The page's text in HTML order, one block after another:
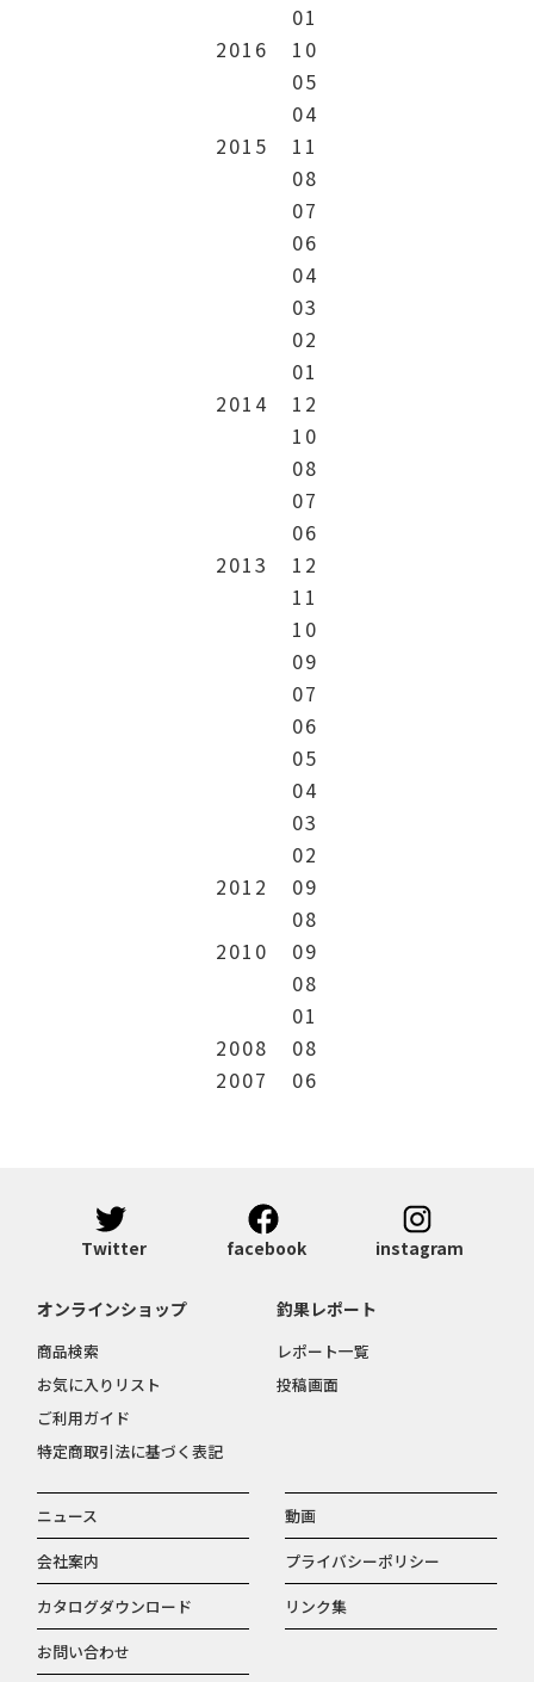
01
2016
10
05
04
2015
11
08
07
06
04
03
02
01
2014
12
10
08
07
06
2013
12
11
10
09
07
06
05
04
03
02
2012
09
08
2010
09
08
01
2008
08
2007
06
Twitter facebook instagram
ニュース
動画
会社案内
プライバシーポリシー
カタログダウンロード
リンク集
お問い合わせ
オンラインショップ
商品検索
お気に入りリスト
ご利用ガイド
特定商取引法に基づく表記
釣果レポート
レポート一覧
投稿画面